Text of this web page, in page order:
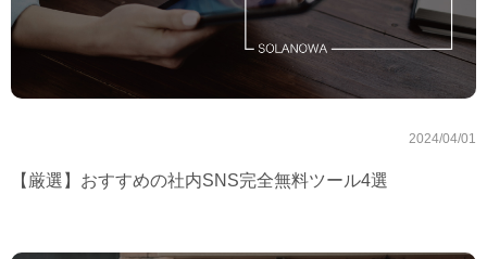
2024/04/01
【厳選】おすすめの社内SNS完全無料ツール4選